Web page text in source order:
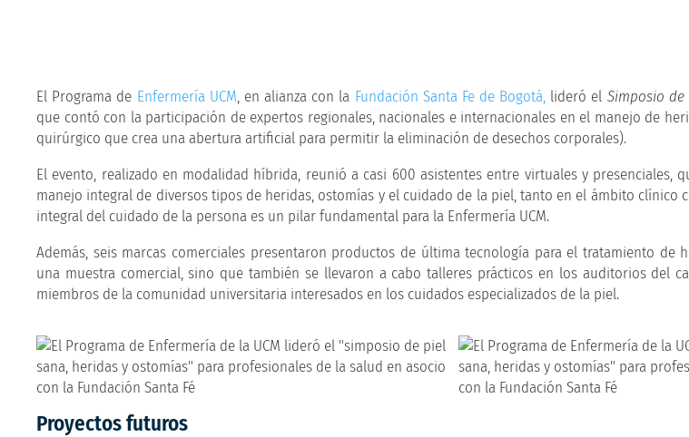
El Programa de Enfermería UCM, en alianza con la Fundación Santa Fe de Bogotá, lideró el Simposio
que contó con la participación de expertos regionales, nacionales e internacionales en el manejo de
quirúrgico que crea una abertura artificial para permitir la eliminación de desechos corporales).
El evento, realizado en modalidad híbrida, reunió a casi 600 asistentes entre virtuales y presenciales,
manejo integral de diversos tipos de heridas, ostomías y el cuidado de la piel, tanto en el ámbito clínico
integral del cuidado de la persona es un pilar fundamental para la Enfermería UCM.
Además, seis marcas comerciales presentaron productos de última tecnología para el tratamiento de
una muestra comercial, sino que también se llevaron a cabo talleres prácticos en los auditorios del
miembros de la comunidad universitaria interesados en los cuidados especializados de la piel.
Proyectos futuros